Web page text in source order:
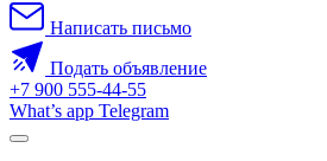
Написать письмо
Подать объявление
+7 900 555-44-55
What’s app Telegram